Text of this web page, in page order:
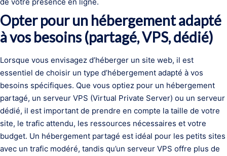
Opter pour un hébergement adapté
à vos besoins (partagé, VPS, dédié)
Lorsque vous envisagez d’héberger un site web, il est
essentiel de choisir un type d’hébergement adapté à vos
besoins spécifiques. Que vous optiez pour un hébergement
partagé, un serveur VPS (Virtual Private Server) ou un serveur
dédié, il est important de prendre en compte la taille de votre
site, le trafic attendu, les ressources nécessaires et votre
budget. Un hébergement partagé est idéal pour les petits sites
avec un trafic modéré, tandis qu’un serveur VPS offre plus de